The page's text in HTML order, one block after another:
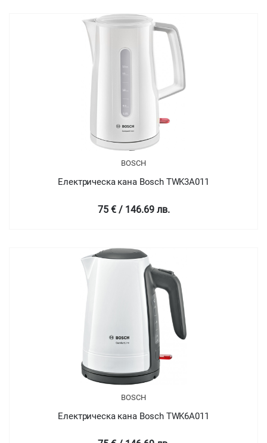
BOSCH
Електрическа кана Bosch TWK3A011
75 € / 146.69 лв.
BOSCH
Електрическа кана Bosch TWK6A011